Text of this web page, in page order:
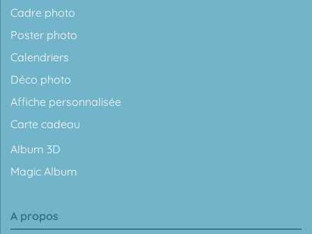
Cadre photo
Poster photo
Calendriers
Déco photo
Affiche personnalisée
Carte cadeau
Album 3D
Magic Album
A propos